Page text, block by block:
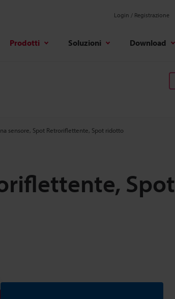
Login / Registrazione
Prodotti Soluzioni Download
sensore, Spot Retroriflettente, Spot ridotto
Spot